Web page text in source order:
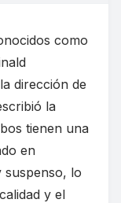
como
dirección de
la
tienen una
en
lo
y el